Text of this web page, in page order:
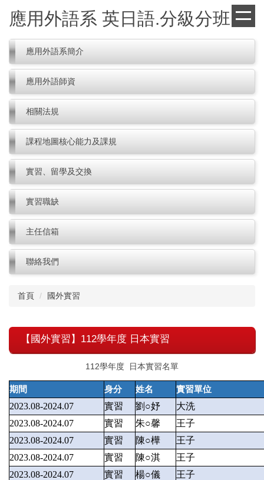
到
要
內
容
區
應用外語系 英日語.分級分班
應用外語系簡介
應用外語師資
相關法規
課程地圖核心能力及課規
實習、留學及交換
實習職缺
主任信箱
聯絡我們
首頁 國外實習
【國外實習】112學年度 日本實習
112學年度 日本實習名單
期間 身分 姓名 實習單位
2023.08-2024.07 實習 劉○妤
大洗
2023.08-2024.07
實習 朱○馨
王子
2023.08-2024.07
實習 陳○樺
王子
2023.08-2024.07
實習 陳○淇
王子
2023.08-2024.07
實習 楊○儀
王子